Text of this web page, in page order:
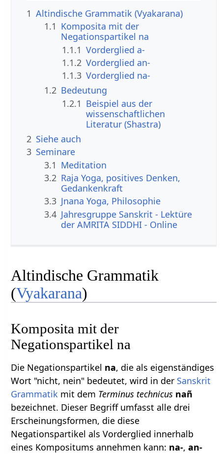
1 Altindische Grammatik (Vyakarana)
1.1 Komposita mit der
Negationspartikel na
1.1.1 Vorderglied a-
1.1.2 Vorderglied an-
1.1.3 Vorderglied na-
1.2 Bedeutung
1.2.1 Beispiel aus der
wissenschaftlichen
Literatur (Shastra)
2 Siehe auch
3 Seminare
3.1 Meditation
3.2 Raja Yoga, positives Denken,
Gedankenkraft
3.3 Jnana Yoga, Philosophie
3.4 Jahresgruppe Sanskrit - Lektüre
der AMRITA SIDDHI - Online
Altindische Grammatik
(Vyakarana)
Komposita mit der
Negationspartikel na
Die Negationspartikel na, die als eigenständiges
Wort "nicht, nein" bedeutet, wird in der Sanskrit
Grammatik mit dem Terminus technicus nañ
bezeichnet. Dieser Begriff umfasst alle drei
Erscheinungsformen, die diese
Negationspartikel als Vorderglied innerhalb
eines Kompositums annehmen kann: na-,an-